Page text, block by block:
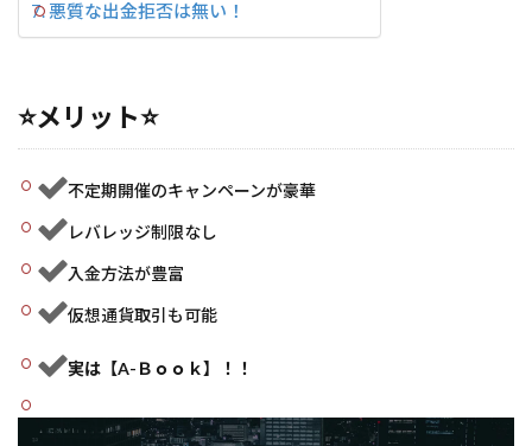
1.4
体制
1.5
タイ
取引
口座タ
1.5.2
ット/追
悪質な出金拒否は無い！
⭐メリット⭐
不定期開催のキャンペーンが豪華
レバレッジ制限なし
入金方法が豊富
仮想通貨取引も可能
実は【A-Ｂｏｏｋ】！！